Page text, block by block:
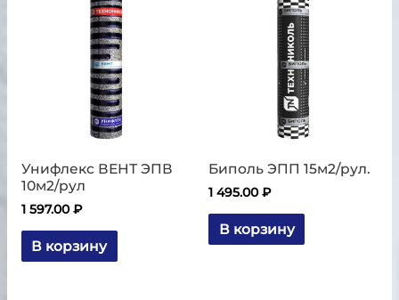
Унифлекс ВЕНТ ЭПВ
10м2/рул
1 597.00₽
В корзину
Биполь ЭПП 15м2/рул.
1 495.00₽
В корзину